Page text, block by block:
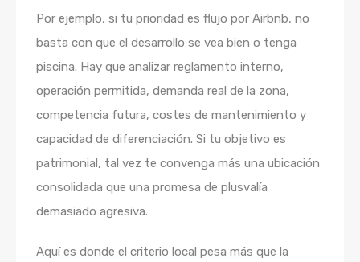
Por ejemplo, si tu prioridad es flujo por Airbnb, no
basta con que el desarrollo se vea bien o tenga
piscina. Hay que analizar reglamento interno,
operación permitida, demanda real de la zona,
competencia futura, costes de mantenimiento y
capacidad de diferenciación. Si tu objetivo es
patrimonial, tal vez te convenga más una ubicación
consolidada que una promesa de plusvalía
demasiado agresiva.
Aquí es donde el criterio local pesa más que la